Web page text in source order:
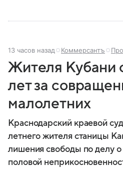
13 часов назад Коммерсантъ
Жителя Кубани
лет за
малолетних
Краснодарский краевой
летнего жителя станицы
лишения свободы по делу
половой